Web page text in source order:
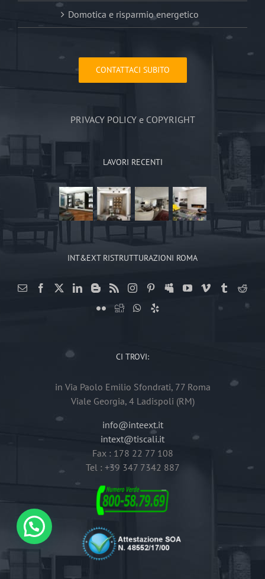
Domotica e risparmio energetico
CONTATTACI SUBITO
PRIVACY POLICY e COPYRIGHT
LAVORI RECENTI
INT&EXT RISTRUTTURAZIONI ROMA
CI TROVI:
in Via Paolo Emilio Sfondrati, 77 Roma
Viale Georgia, 4 Ladispoli (RM)
info@inteext.it
intext@tiscali.it
Fax : 178 22 77 108
Tel : +39 347 7342 887